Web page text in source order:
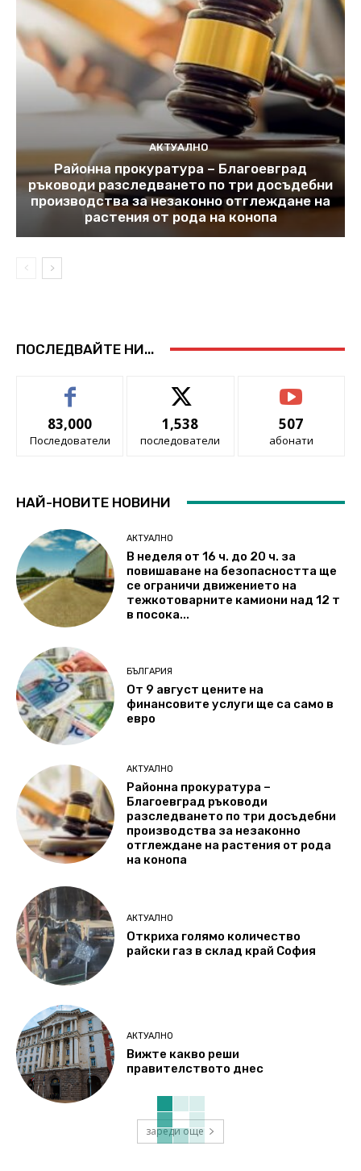
АКТУАЛНО
Районна прокуратура – Благоевград
ръководи разследването по три досъдебни
производства за незаконно отглеждане на
растения от рода на конопа
ПОСЛЕДВАЙТЕ НИ...
83,000
Последователи
1,538
последователи
507
абонати
НАЙ-НОВИТЕ НОВИНИ
АКТУАЛНО
В неделя от 16 ч. до 20 ч. за
повишаване на безопасността ще
се ограничи движението на
тежкотоварните камиони над 12 т
в посока...
БЪЛГАРИЯ
От 9 август цените на
финансовите услуги ще са само в
евро
АКТУАЛНО
Районна прокуратура –
Благоевград ръководи
разследването по три досъдебни
производства за незаконно
отглеждане на растения от рода
на конопа
АКТУАЛНО
Откриха голямо количество
райски газ в склад край София
АКТУАЛНО
Вижте какво реши
правителството днес
зареди още